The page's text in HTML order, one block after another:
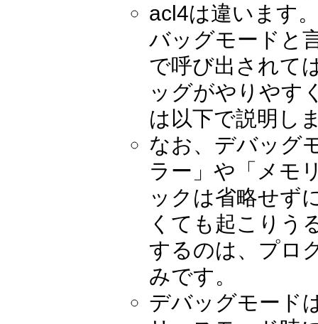
acl4は違います
バッグモードと
で呼び出されて
ッグがやりやす
は以下で説明し
なお、デバッグ
ラー」や「メモ
ックは省略せず
くても起こりう
するのは、プロ
みです。
デバッグモード